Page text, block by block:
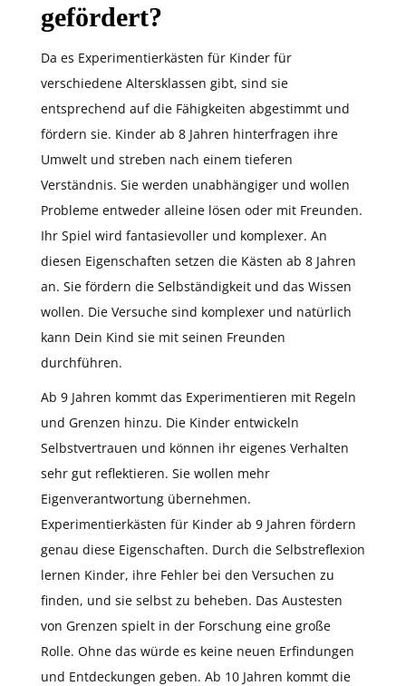
gefördert?
Da es Experimentierkästen für Kinder für
verschiedene Altersklassen gibt, sind sie
entsprechend auf die Fähigkeiten abgestimmt und
fördern sie. Kinder ab 8 Jahren hinterfragen ihre
Umwelt und streben nach einem tieferen
Verständnis. Sie werden unabhängiger und wollen
Probleme entweder alleine lösen oder mit Freunden.
Ihr Spiel wird fantasievoller und komplexer. An
diesen Eigenschaften setzen die Kästen ab 8 Jahren
an. Sie fördern die Selbständigkeit und das Wissen
wollen. Die Versuche sind komplexer und natürlich
kann Dein Kind sie mit seinen Freunden
durchführen.
Ab 9 Jahren kommt das Experimentieren mit Regeln
und Grenzen hinzu. Die Kinder entwickeln
Selbstvertrauen und können ihr eigenes Verhalten
sehr gut reflektieren. Sie wollen mehr
Eigenverantwortung übernehmen.
Experimentierkästen für Kinder ab 9 Jahren fördern
genau diese Eigenschaften. Durch die Selbstreflexion
lernen Kinder, ihre Fehler bei den Versuchen zu
finden, und sie selbst zu beheben. Das Austesten
von Grenzen spielt in der Forschung eine große
Rolle. Ohne das würde es keine neuen Erfindungen
und Entdeckungen geben. Ab 10 Jahren kommt die